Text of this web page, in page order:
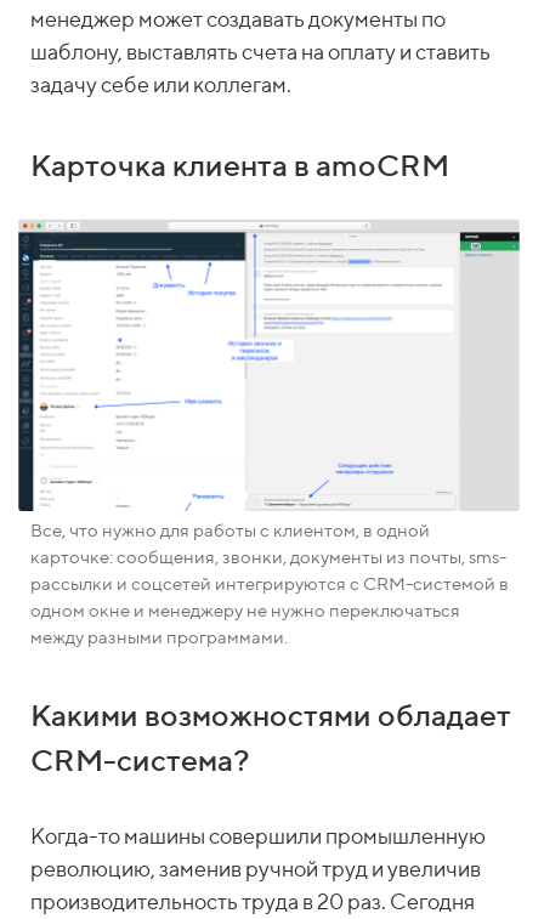
менеджер может создавать документы по
шаблону, выставлять счета на оплату и ставить
задачу себе или коллегам.
Карточка клиента в amoCRM
Все, что нужно для работы с клиентом, в одной
карточке: сообщения, звонки, документы из почты, sms-
рассылки и соцсетей интегрируются с CRM-системой в
одном окне и менеджеру не нужно переключаться
между разными программами.
Какими возможностями обладает
CRM-система?
Когда-то машины совершили промышленную
революцию, заменив ручной труд и увеличив
производительность труда в 20 раз. Сегодня